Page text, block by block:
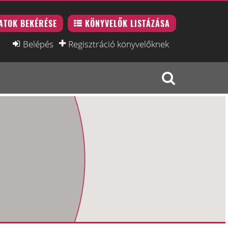
BEKÉRÉSE KÖNYVELŐK LISTÁZÁSA
Belépés Regisztráció könyvelőknek